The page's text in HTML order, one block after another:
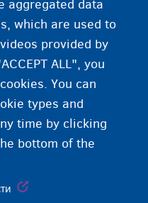
aggregated data
which are used to
provided by
ALL", you
You can
types and
time by clicking
bottom of the